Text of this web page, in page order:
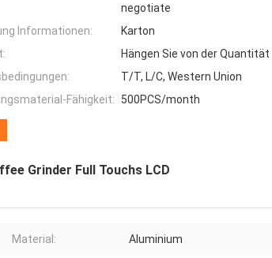
negotiate
Informationen:
Karton
Hängen Sie von der Quantität
T/T, L/C, Western Union
Fähigkeit:
500PCS/month
Grinder Full Touchs LCD
Material: Aluminium